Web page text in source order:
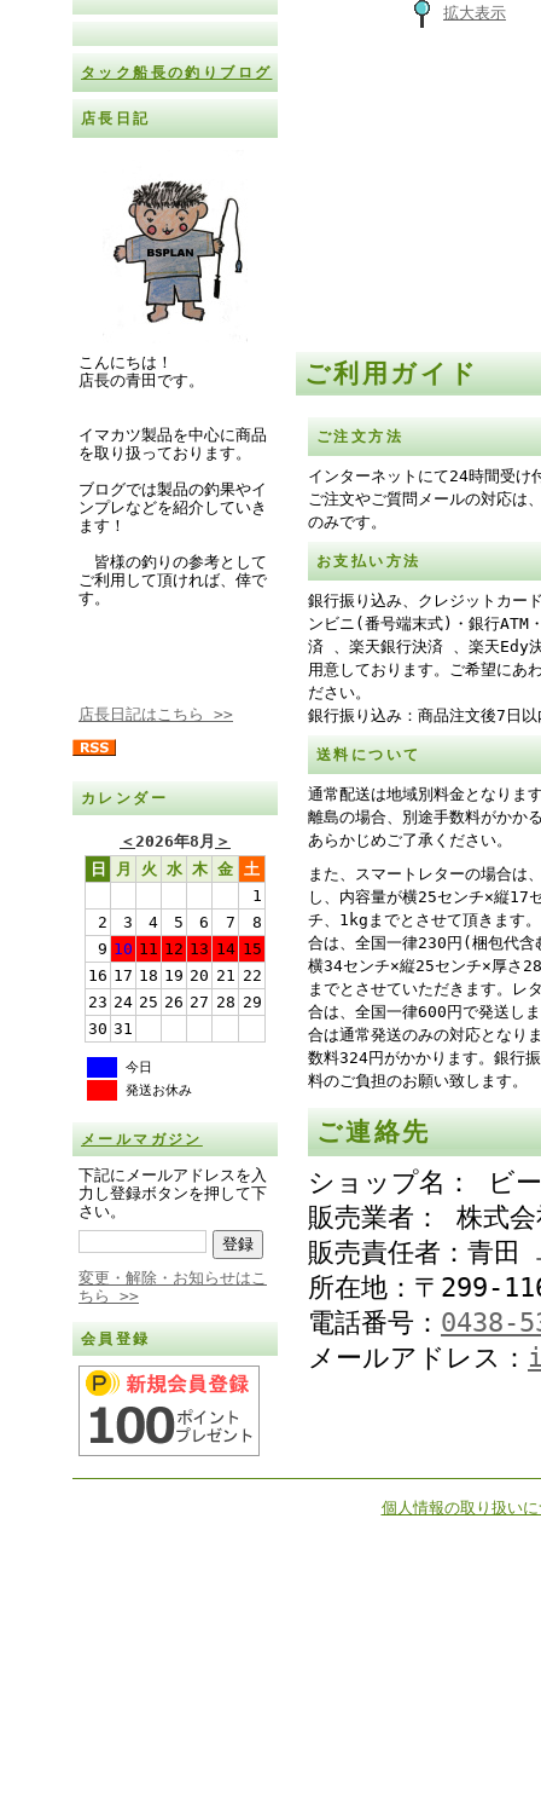
タック船長の釣りブログ
店長日記
こんにちは！
店長の青田です。
イマカツ製品を中心に商品
を取り扱っております。
ブログでは製品の釣果やイ
ンプレなどを紹介していき
ます！
皆様の釣りの参考として
ご利用して頂ければ、倖で
す。
店長日記はこちら >>
カレンダー
＜2026年8月 ＞
日
月 火 水 木 金 土
1
2
3 4 5 6 7
8
9 10 11 12 13 14 15
16 17 18 19 20 21 22
23 24 25 26 27 28 29
30 31
今日
発送お休み
メールマガジン
下記にメールアドレスを入
力し登録ボタンを押して下
さい。
変更・解除・お知らせはこ
ちら >>
会員登録
拡大表示
ご利用ガイド
ご注文方法
インターネットにて24時間受け
ご注文やご質問メールの対応は
のみです。
お支払い方法
銀行振り込み、クレジットカー
ンビニ(番号端末式)・銀行ATM
済 、楽天銀行決済 、楽天Edy
用意しております。ご希望にあ
ださい。
銀行振り込み：商品注文後7日以
送料について
通常配送は地域別料金となりま
離島の場合、別途手数料がかか
あらかじめご了承ください。
また、スマートレターの場合は
し、内容量が横25センチ×縦17
チ、1kgまでとさせて頂きます
合は、全国一律230円(梱包代含
横34センチ×縦25センチ×厚さ
までとさせていただきます。レ
合は、全国一律600円で発送し
合は通常発送のみの対応となり
数料324円がかかります。銀行
料のご負担のお願い致します。
ご連絡先
ショップ名： ビ
販売業者： 株式
販売責任者：青田
所在地：〒299-
電話番号： 0438-
メールアドレス：
個人情報の取り扱い